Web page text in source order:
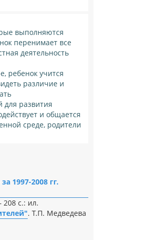
выполняются
перенимает все
деятельность
ребенок учится
различие и
для развития
и общается
среде, родители
1997-2008 гг.
с.: ил.
. Т.П. Медведева